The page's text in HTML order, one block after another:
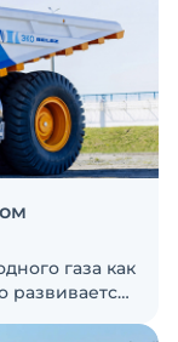
газа как
развивается.